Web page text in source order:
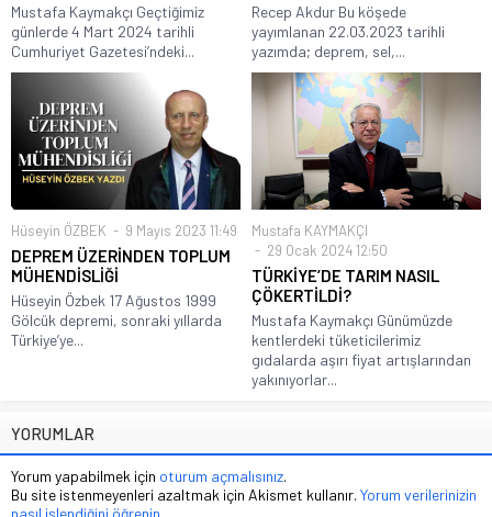
Mustafa Kaymakçı Geçtiğimiz
günlerde 4 Mart 2024 tarihli
Cumhuriyet Gazetesi’ndeki...
Recep Akdur Bu köşede
yayımlanan 22.03.2023 tarihli
yazımda; deprem, sel,...
Hüseyin ÖZBEK 9 Mayıs 2023 11:49
DEPREM ÜZERİNDEN TOPLUM
MÜHENDİSLİĞİ
Hüseyin Özbek 17 Ağustos 1999
Gölcük depremi, sonraki yıllarda
Türkiye’ye...
Mustafa KAYMAKÇI
29 Ocak 2024 12:50
TÜRKİYE’DE TARIM NASIL
ÇÖKERTİLDİ?
Mustafa Kaymakçı Günümüzde
kentlerdeki tüketicilerimiz
gıdalarda aşırı fiyat artışlarından
yakınıyorlar...
YORUMLAR
Yorum yapabilmek için oturum açmalısınız.
Bu site istenmeyenleri azaltmak için Akismet kullanır. Yorum verilerinizin